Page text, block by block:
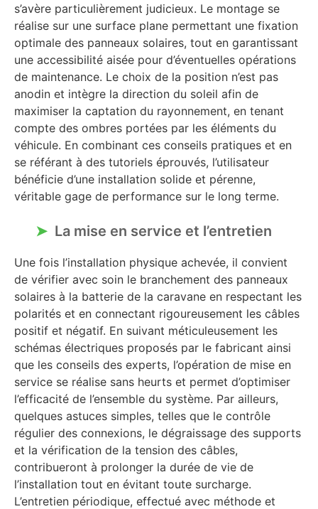
s’avère particulièrement judicieux. Le montage se
réalise sur une surface plane permettant une fixation
optimale des panneaux solaires, tout en garantissant
une accessibilité aisée pour d’éventuelles opérations
de maintenance. Le choix de la position n’est pas
anodin et intègre la direction du soleil afin de
maximiser la captation du rayonnement, en tenant
compte des ombres portées par les éléments du
véhicule. En combinant ces conseils pratiques et en
se référant à des tutoriels éprouvés, l’utilisateur
bénéficie d’une installation solide et pérenne,
véritable gage de performance sur le long terme.
La mise en service et l’entretien
Une fois l’installation physique achevée, il convient
de vérifier avec soin le branchement des panneaux
solaires à la batterie de la caravane en respectant les
polarités et en connectant rigoureusement les câbles
positif et négatif. En suivant méticuleusement les
schémas électriques proposés par le fabricant ainsi
que les conseils des experts, l’opération de mise en
service se réalise sans heurts et permet d’optimiser
l’efficacité de l’ensemble du système. Par ailleurs,
quelques astuces simples, telles que le contrôle
régulier des connexions, le dégraissage des supports
et la vérification de la tension des câbles,
contribueront à prolonger la durée de vie de
l’installation tout en évitant toute surcharge.
L’entretien périodique, effectué avec méthode et